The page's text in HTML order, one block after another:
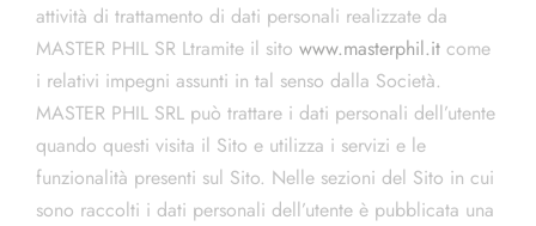
attività di trattamento di dati personali realizzate da
MASTER PHIL SR Ltramite il sito www.masterphil.itcome
i relativi impegni assunti in tal senso dalla Società.
MASTER PHIL SRL può trattare i dati personali dell’utente
quando questi visita il Sito e utilizza i servizi e le
funzionalità presenti sul Sito. Nelle sezioni del Sito in cui
sono raccolti i dati personali dell’utente è pubblicata una